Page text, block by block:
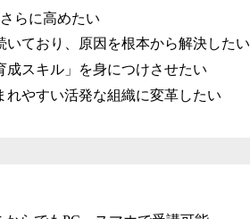
らに高めたい
ており、原因を根本から解決したい
スキル」を身につけさせたい
やすい活発な組織に変革したい